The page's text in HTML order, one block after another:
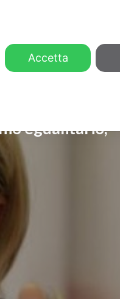
egualitario,
Accetta